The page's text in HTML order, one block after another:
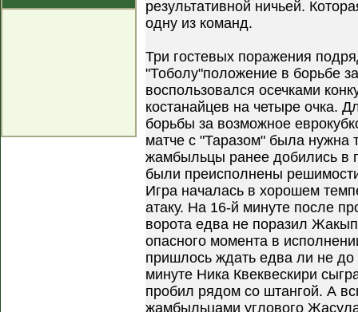
результативной ничьей.
одну из команд.
Три гостевых поражения
"Тоболу"положение в борьбе
воспользовался осечками
костанайцев на четыре очка.
борьбы за возможное
матче с "Таразом" была нужна
жамбыльцы ранее добились в
были преисполнены
Игра началась в хорошем
атаку. На 16-й минуте после
ворота едва не поразил
опасного момента в
пришлось ждать едва ли не
минуте Ника Квеквескири
пробил рядом со штангой. А
жамбыльцами углового